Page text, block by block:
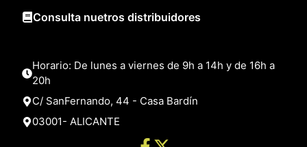
Consulta nuetros distribuidores
Horario: De lunes a viernes de 9h a 14h y de 16h a
20h
C/ SanFernando, 44 - Casa Bardín
03001- ALICANTE